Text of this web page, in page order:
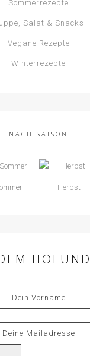
Sommerrezepte
Salat & Snacks
Vegane Rezepte
Winterrezepte
NACH SAISON
Herbst